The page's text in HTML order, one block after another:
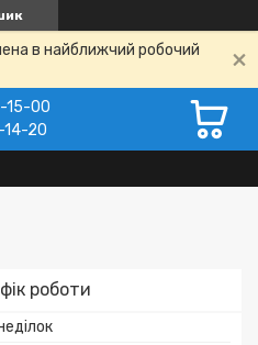
в найближчий робочий
15-00
14-20
роботи